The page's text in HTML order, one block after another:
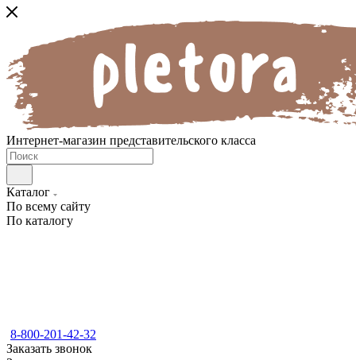
Интернет-магазин представительского класса
Каталог
По всему сайту
По каталогу
8-800-201-42-32
Заказать звонок